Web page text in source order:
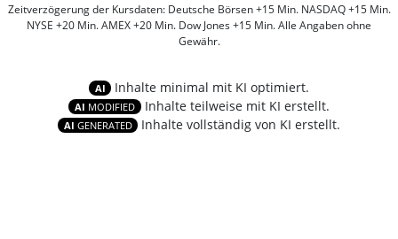
Zeitverzögerung der Kursdaten: Deutsche Börsen +15 Min. NASDAQ +15 Min.
NYSE +20 Min. AMEX +20 Min. Dow Jones +15 Min. Alle Angaben ohne
Gewähr.
AI Inhalte minimal mit KI optimiert.
AI MODIFIED Inhalte teilweise mit KI erstellt.
AI GENERATED Inhalte vollständig von KI erstellt.